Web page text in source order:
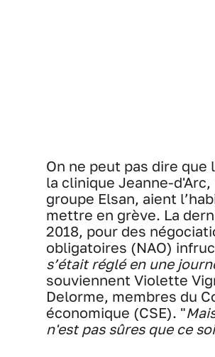
On ne peut pas dire que
la clinique Jeanne-
groupe Elsan, aient
mettre en grève. La
2018, pour des
obligatoires (NAO)
s’était réglé en une
souviennent Violette
Delorme, membres du
économique (CSE). "
n'est pas sûres que ce